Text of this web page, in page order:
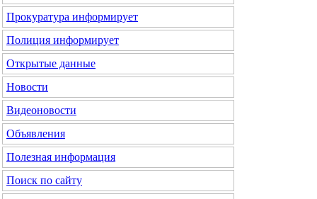
Прокуратура информирует
Полиция информирует
Открытые данные
Новости
Видеоновости
Объявления
Полезная информация
Поиск по сайту